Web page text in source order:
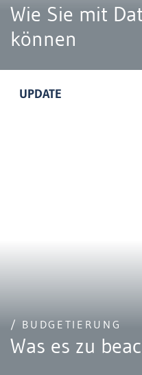
Wie Sie mit
können
UPDATE
/ BUDGETIERUNG
Was es zu